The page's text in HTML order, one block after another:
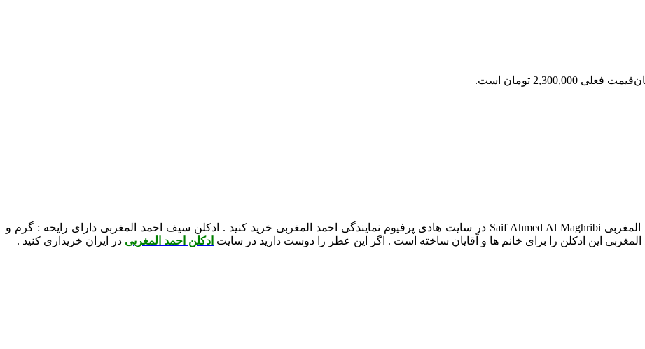
قیمت فعلی 2,300,000 تومان است.
عطر ادکلن سیف احمد المغربی خرید و قیمت ادکلن سیف احمد المغربی Saif Ahmed Al Maghribi در سایت هادی پرفیوم نمایندگی احمد المغربی خرید کنید . ادکلن سیف احمد المغربی دارای رایحه : گرم و
این ادکلن را برای خانم ها و آقایان ساخته است . اگر این عطر را دوست دارید در سایت ادکلن احمد المغربی در ایران خریداری کنید .